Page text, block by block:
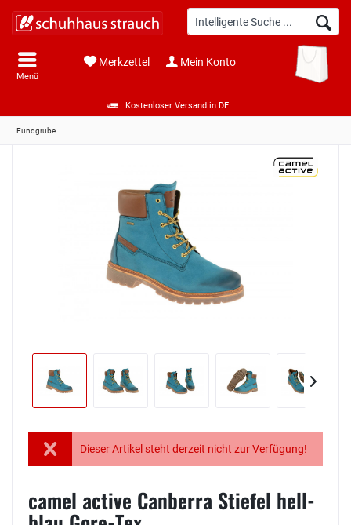
Kostenloser Versand in DE
Menü
Merkzettel Mein Konto
Fundgrube
Dieser Artikel steht derzeit nicht zur Verfügung!
camel active Canberra Stiefel hell-